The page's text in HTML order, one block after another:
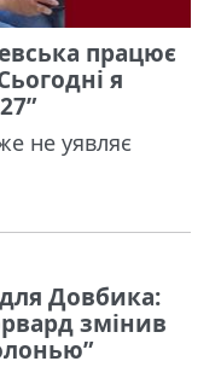
працює
я
не уявляє
Довбика:
змінив